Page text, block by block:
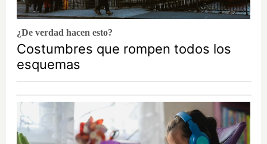
¿De verdad hacen esto?
Costumbres que rompen todos los
esquemas